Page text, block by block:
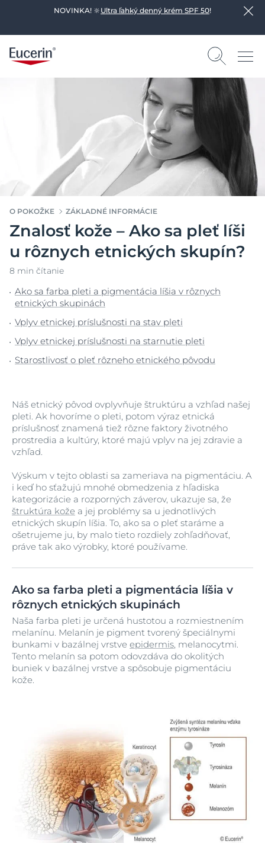
NOVINKA! 🔆 Ultra ľahký denný krém SPF 50!
O POKOŽKE ZÁKLADNÉ INFORMÁCIE
Znalosť kože – Ako sa pleť líši
u rôznych etnických skupín?
8 min čítanie
Ako sa farba pleti a pigmentácia líšia v rôznych
etnických skupinách
Vplyv etnickej príslušnosti na stav pleti
Vplyv etnickej príslušnosti na starnutie pleti
Starostlivosť o pleť rôzneho etnického pôvodu
Náš etnický pôvod ovplyvňuje štruktúru a vzhľad našej
pleti. Ak hovoríme o pleti, potom výraz etnická
príslušnosť znamená tiež rôzne faktory životného
prostredia a kultúry, ktoré majú vplyv na jej zdravie a
vzhľad.
Výskum v tejto oblasti sa zameriava na pigmentáciu. A
i keď ho sťažujú mnohé obmedzenia z hľadiska
kategorizácie a rozporných záverov, ukazuje sa, že
štruktúra kože a jej problémy sa u jednotlivých
etnických skupín líšia. To, ako sa o pleť staráme a
ošetrujeme ju, by malo tieto rozdiely zohľadňovať,
práve tak ako výrobky, ktoré používame.
Ako sa farba pleti a pigmentácia líšia v
rôznych etnických skupinách
Naša farba pleti je určená hustotou a rozmiestnením
melanínu. Melanín je pigment tvorený špeciálnymi
bunkami v bazálnej vrstve epidermis, melanocytmi.
Tento melanín sa potom odovzdáva do okolitých
buniek v bazálnej vrstve a spôsobuje pigmentáciu
kože.